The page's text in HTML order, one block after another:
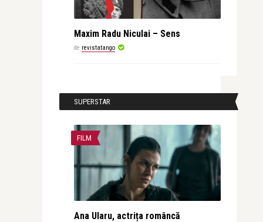
Maxim Radu Niculai – Sens
de revistatango
SUPERSTAR
FILM
Ana Ularu, actrița româncă